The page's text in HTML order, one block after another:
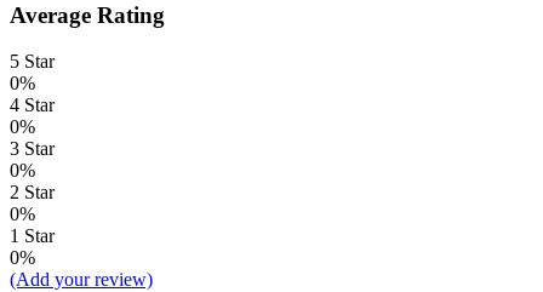
Average Rating
5 Star
0%
4 Star
0%
3 Star
0%
2 Star
0%
1 Star
0%
(Add your review)